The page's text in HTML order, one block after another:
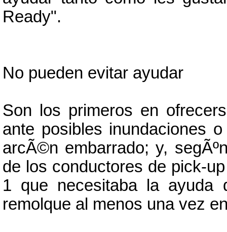
Ready".
No pueden evitar ayudar
Son los primeros en
ante posibles inundaciones
arcÃ©n embarrado; y,
de los conductores de pick-
1 que necesitaba la ayuda
remolque al menos una vez